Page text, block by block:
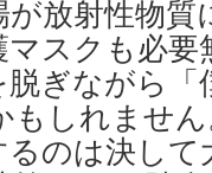
放射性物
スクも必要
脱ぎながら
しれませ
のは決し